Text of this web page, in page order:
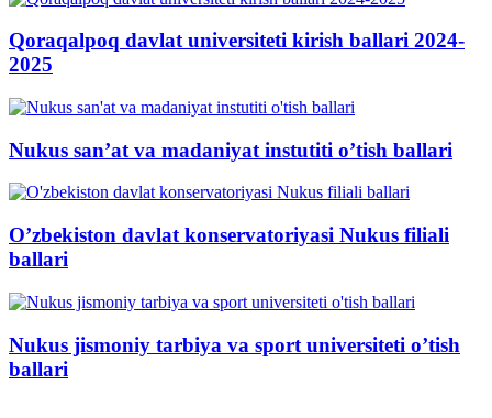
Qoraqalpoq davlat universiteti kirish ballari 2024-
2025
Nukus san’at va madaniyat instutiti o’tish ballari
O’zbekiston davlat konservatoriyasi Nukus filiali
ballari
Nukus jismoniy tarbiya va sport universiteti o’tish
ballari